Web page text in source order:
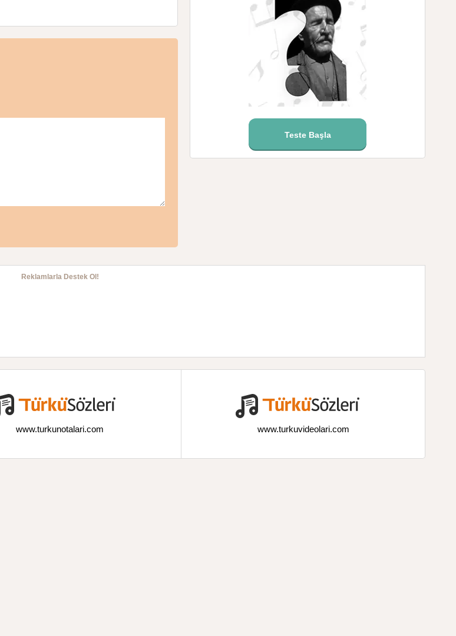
Teste Başla
Reklamlarla Destek Ol!
www.turkunotalari.com www.turkuvideolari.com